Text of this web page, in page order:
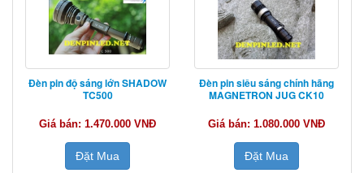
Đèn pin độ sáng lớn SHADOW
TC500
Giá bán: 1.470.000 VNĐ
Đặt Mua
Đèn pin siêu sáng chính hãng
MAGNETRON JUG CK10
Giá bán: 1.080.000 VNĐ
Đặt Mua